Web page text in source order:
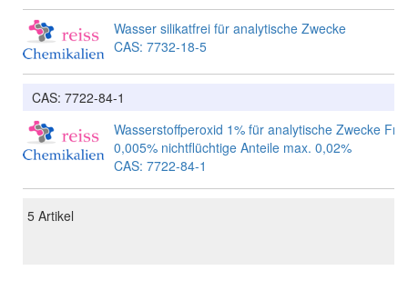
Wasser silikatfrei für analytische Zwecke
CAS: 7732-18-5
CAS: 7722-84-1
Wasserstoffperoxid 1% für analytische Zwecke
0,005% nichtflüchtige Anteile max. 0,02%
CAS: 7722-84-1
5 Artikel